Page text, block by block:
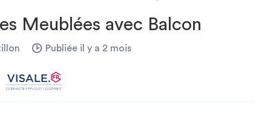
Meublées avec Balcon
Publiée il y a 2 mois